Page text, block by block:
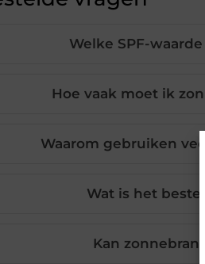
Welke SPF-
Hoe vaak moet ik
Waarom gebruiken
Wat is het
Kan